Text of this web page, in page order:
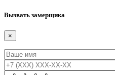
Вызвать замерщика
×